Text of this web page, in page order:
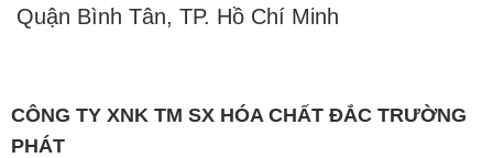
Quận Bình Tân, TP. Hồ Chí Minh
CÔNG TY XNK TM SX HÓA CHẤT ĐẮC TRƯỜNG
PHÁT